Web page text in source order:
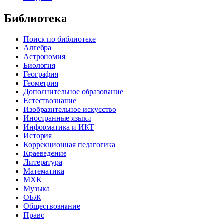
Библиотека
Поиск по библиотеке
Алгебра
Астрономия
Биология
География
Геометрия
Дополнительное образование
Естествознание
Изобразительное искусство
Иностранные языки
Информатика и ИКТ
История
Коррекционная педагогика
Краеведение
Литература
Математика
МХК
Музыка
ОБЖ
Обществознание
Право